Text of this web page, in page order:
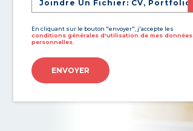
Joindre Un Fichier: CV, Portfolio
En cliquant sur le bouton "envoyer", j'accepte les
conditions générales d'utilisation de mes données
personnelles.
ENVOYER